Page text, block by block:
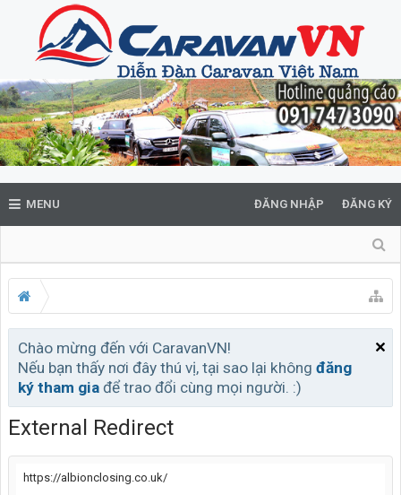
MENU ĐĂNG NHẬP ĐĂNG KÝ
Chào mừng đến với CaravanVN!
Nếu bạn thấy nơi đây thú vị, tại sao lại không đăng
ký tham gia để trao đổi cùng mọi người. :)
External Redirect
https://albionclosing.co.uk/